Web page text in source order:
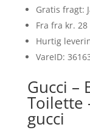
Gratis fragt:
Fra fra kr. 28
Hurtig
VareID:
Gucci –
Toilette
gucci